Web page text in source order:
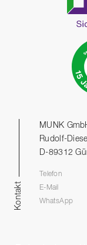
Kontakt
MUNK
Rudolf-
D-89312
Telefon
E-Mail
WhatsApp